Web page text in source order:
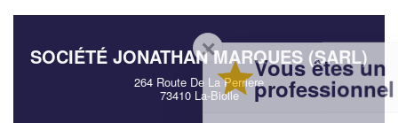
SOCIÉTÉ JONATHAN MARQUES (SARL)
264 Route De La Perriere
73410 La-Biolle
✕
Vous êtes un
professionnel ?